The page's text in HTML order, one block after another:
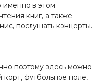
именно в этом
книг, а также
послушать концерты.
поэтому здесь можно
корт, футбольное поле,